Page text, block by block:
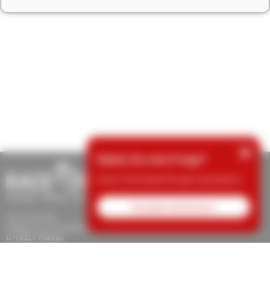
Joseph-von-Fraunhofer-Str. 11
D-76327 Pfinztal
×
Haben Sie eine Frage?